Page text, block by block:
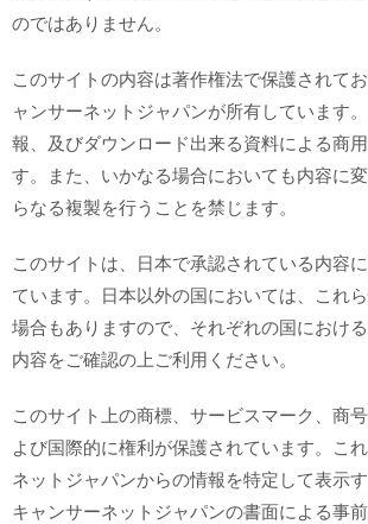
のではありません。
このサイトの内容は著作権法で保護されて
ャンサーネットジャパンが所有しています
報、及びダウンロード出来る資料による商
す。また、いかなる場合においても内容に
らなる複製を行うことを禁じます。
このサイトは、日本で承認されている内容
ています。日本以外の国においては、これ
場合もありますので、それぞれの国におけ
内容をご確認の上ご利用ください。
このサイト上の商標、サービスマーク、商
よび国際的に権利が保護されています。こ
ネットジャパンからの情報を特定して表示す
キャンサーネットジャパンの書面による事